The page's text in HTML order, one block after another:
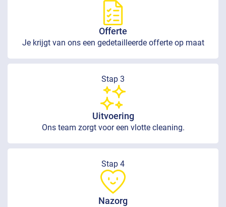
Offerte
Je krijgt van ons een gedetailleerde offerte op maat
Stap 3
Uitvoering
Ons team zorgt voor een vlotte cleaning.
Stap 4
Nazorg